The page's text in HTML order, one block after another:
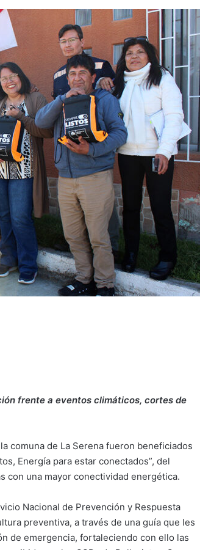
frente a eventos climáticos, cortes de
comuna de La Serena fueron beneficiados
Energía para estar conectados”, del
con una mayor conectividad energética.
Nacional de Prevención y Respuesta
preventiva, a través de una guía que les
de emergencia, fortaleciendo con ello las